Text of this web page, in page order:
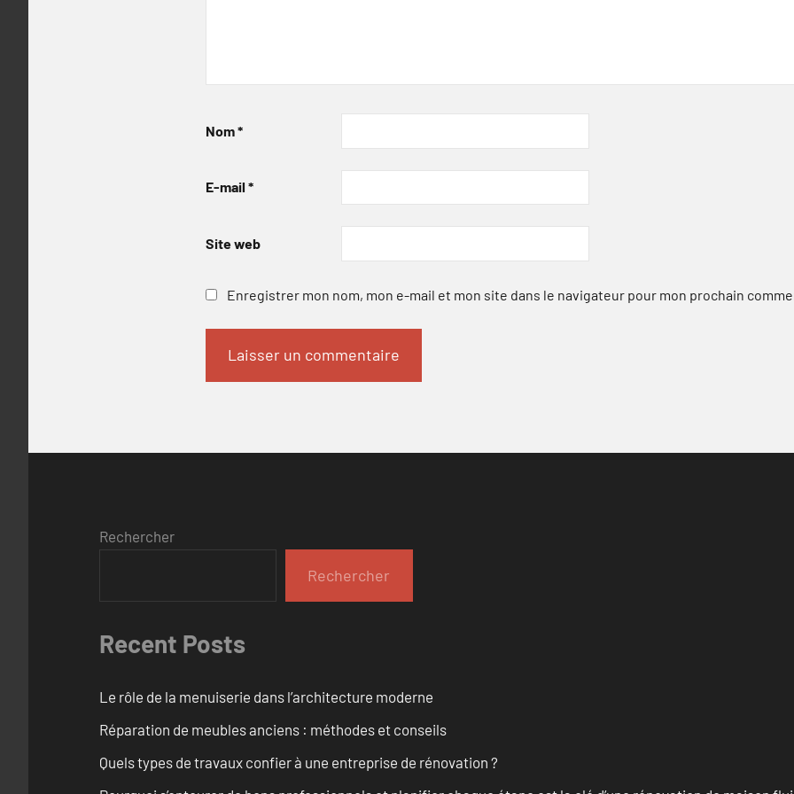
Nom*
E-mail *
Site web
Enregistrer mon nom, mon e-mail et mon site dans le navigateur pour mon prochain
Rechercher
Rechercher
Recent Posts
Le rôle de la menuiserie dans l’architecture moderne
Réparation de meubles anciens : méthodes et conseils
Quels types de travaux confier à une entreprise de rénovation ?